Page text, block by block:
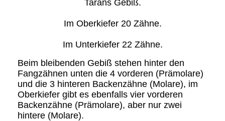
Tarans Gebiß.
Im Oberkiefer 20 Zähne.
Im Unterkiefer 22 Zähne.
Beim bleibenden Gebiß stehen hinter den
Fangzähnen unten die 4 vorderen (Prämolare)
und die 3 hinteren Backenzähne (Molare), im
Oberkiefer gibt es ebenfalls vier vorderen
Backenzähne (Prämolare), aber nur zwei
hintere (Molare).